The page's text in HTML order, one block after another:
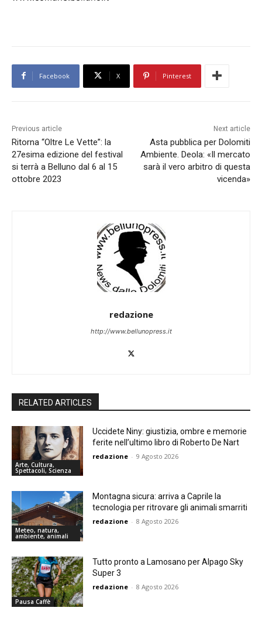
Facebook X Pinterest
Previous article
Ritorna “Oltre Le Vette”: la
27esima edizione del festival
si terrà a Belluno dal 6 al 15
ottobre 2023
Next article
Asta pubblica per Dolomiti
Ambiente. Deola: «Il mercato
sarà il vero arbitro di questa
vicenda»
redazione
http://www.bellunopress.it
RELATED ARTICLES
Arte, Cultura,
Spettacoli, Scienza
Uccidete Niny: giustizia, ombre e memorie
ferite nell’ultimo libro di Roberto De Nart
redazione - 9 Agosto 2026
Meteo, natura,
ambiente, animali
Montagna sicura: arriva a Caprile la
tecnologia per ritrovare gli animali smarriti
redazione - 8 Agosto 2026
Pausa Caffè
Tutto pronto a Lamosano per Alpago Sky
Super 3
redazione - 8 Agosto 2026